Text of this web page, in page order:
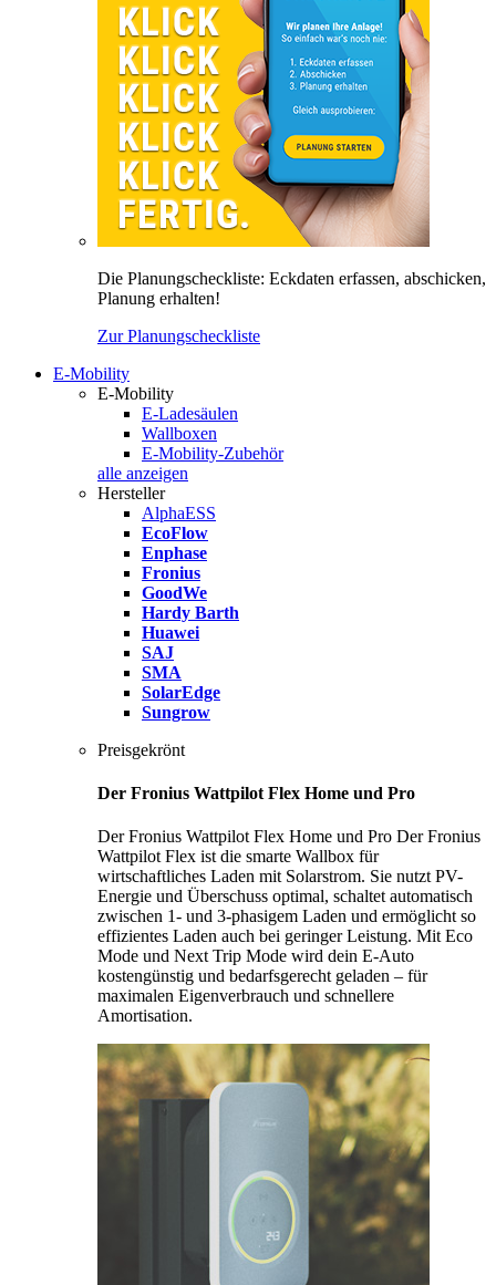
Die Planungscheckliste: Eckdaten erfassen, abschicken,
Planung erhalten!
Zur Planungscheckliste
E-Mobility
E-Mobility
E-Ladesäulen
Wallboxen
E-Mobility-Zubehör
alle anzeigen
Hersteller
AlphaESS
EcoFlow
Enphase
Fronius
GoodWe
Hardy Barth
Huawei
SAJ
SMA
SolarEdge
Sungrow
Preisgekrönt
Der Fronius Wattpilot Flex Home und Pro
Der Fronius Wattpilot Flex Home und Pro Der Fronius
Wattpilot Flex ist die smarte Wallbox für
wirtschaftliches Laden mit Solarstrom. Sie nutzt PV-
Energie und Überschuss optimal, schaltet automatisch
zwischen 1- und 3-phasigem Laden und ermöglicht so
effizientes Laden auch bei geringer Leistung. Mit Eco
Mode und Next Trip Mode wird dein E-Auto
kostengünstig und bedarfsgerecht geladen – für
maximalen Eigenverbrauch und schnellere
Amortisation.